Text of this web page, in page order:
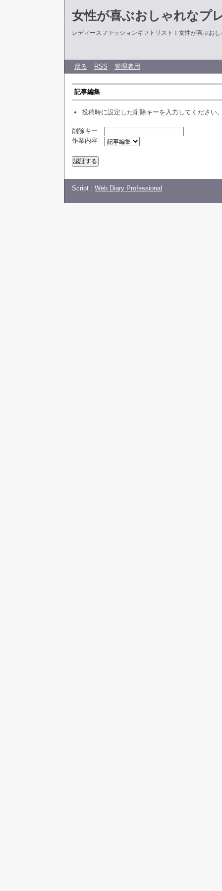
女性が喜ぶおしゃれなプ
レディースファッションギフトリスト！女性が喜ぶお
戻る RSS 管理者用
記事編集
投稿時に設定した削除キーを入力してください
削除キー
作業内容
Script : Web Diary Professional